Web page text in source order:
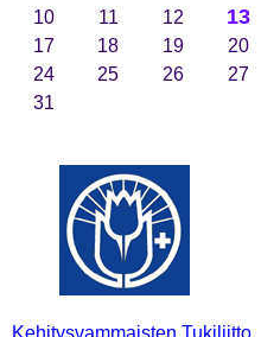
10
11 12 13
17
18 19 20
24
25 26 27
31
Kehitysvammaisten Tukiliitto